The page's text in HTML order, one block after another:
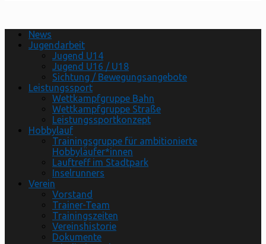
News
Jugendarbeit
Jugend U14
Jugend U16 / U18
Sichtung / Bewegungsangebote
Leistungssport
Wettkampfgruppe Bahn
Wettkampfgruppe Straße
Leistungssportkonzept
Hobbylauf
Trainingsgruppe für ambitionierte
Hobbyläufer*innen
Lauftreff im Stadtpark
Inselrunners
Verein
Vorstand
Trainer-Team
Trainingszeiten
Vereinshistorie
Dokumente